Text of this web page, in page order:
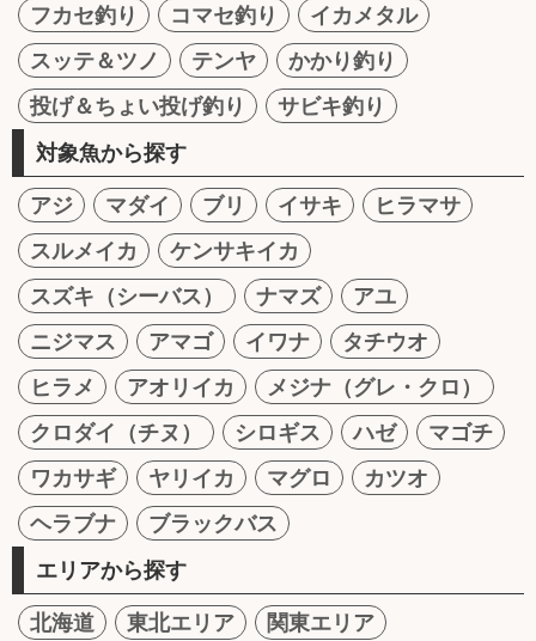
フカセ釣り
コマセ釣り
イカメタル
スッテ＆ツノ
テンヤ
かかり釣り
投げ＆ちょい投げ釣り
サビキ釣り
対象魚から探す
アジ マダイ ブリ イサキ
ヒラマサ
スルメイカ
ケンサキイカ
スズキ（シーバス）
ナマズ
アユ
ニジマス
アマゴ イワナ
タチウオ
ヒラメ
アオリイカ
メジナ（グレ・クロ）
クロダイ（チヌ）
シロギス ハゼ
マゴチ
ワカサギ
ヤリイカ マグロ
カツオ
ヘラブナ
ブラックバス
エリアから探す
北海道 東北エリア
関東エリア